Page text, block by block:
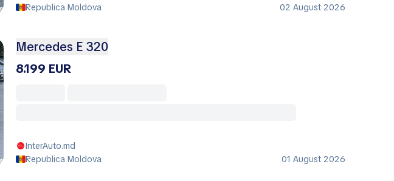
Republica Moldova
02 August 2026
Mercedes E 320
8.199 EUR
InterAuto.md
Republica Moldova
01 August 2026